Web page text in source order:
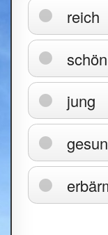
reich
jung